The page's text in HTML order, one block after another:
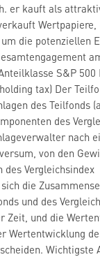
er kauft als
Wertpapiere,
die potenziellen
S&P 500
tax) Der
des Teilfonds
des
nach
von den
Vergleichsindex
die
und des
Zeit, und die
Wertentwicklung
Wichtigste